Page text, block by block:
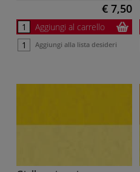
€ 7,50
Aggiungi al carrello
Aggiungi alla lista desideri